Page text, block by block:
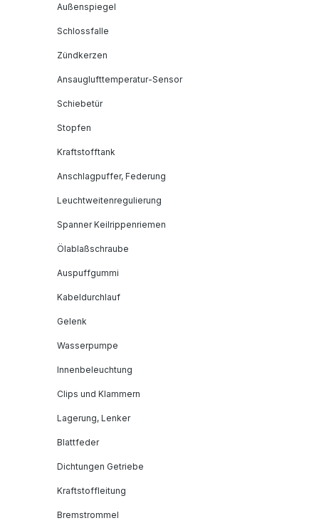
Außenspiegel
Schlossfalle
Zündkerzen
Ansauglufttemperatur-Sensor
Schiebetür
Stopfen
Kraftstofftank
Anschlagpuffer, Federung
Leuchtweitenregulierung
Spanner Keilrippenriemen
Ölablaßschraube
Auspuffgummi
Kabeldurchlauf
Gelenk
Wasserpumpe
Innenbeleuchtung
Clips und Klammern
Lagerung, Lenker
Blattfeder
Dichtungen Getriebe
Kraftstoffleitung
Bremstrommel